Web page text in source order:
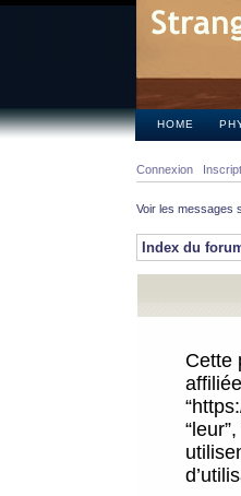
HOME
Connexion
Voir les messages
Index du
Cette